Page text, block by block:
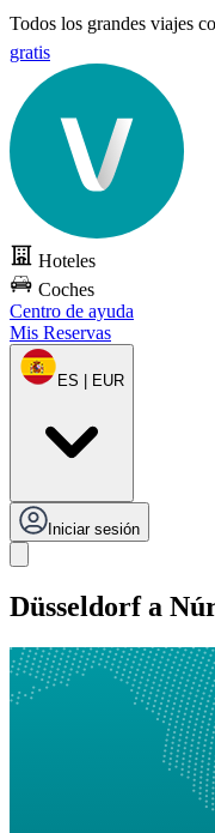
Todos los grandes viajes
gratis
Hoteles
Coches
Centro de ayuda
Mis Reservas
ES | EUR
Iniciar sesión
Düsseldorf a